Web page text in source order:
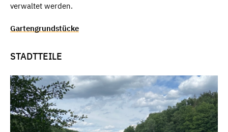
verwaltet werden.
Gartengrundstücke
STADTTEILE